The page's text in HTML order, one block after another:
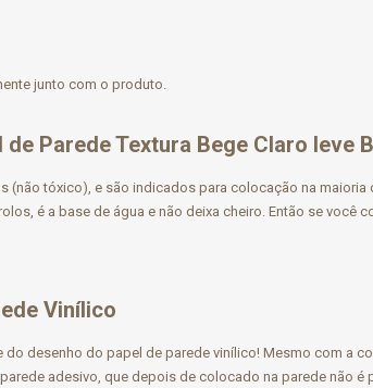
junto com o produto.
Parede Textura Bege Claro leve
tóxico), e são indicados para colocação na
é a base de água e não deixa cheiro. Então se
Vinílico
do desenho do papel de parede vinílico! Mesmo com a
adesivo, que depois de colocado na parede não é